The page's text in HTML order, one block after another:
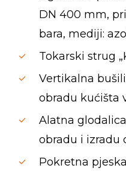
DN 400 mm,
bara, mediji:
Tokarski strug
Vertikalna
obradu kućišta
Alatna glodalica
obradu i izradu
Pokretna